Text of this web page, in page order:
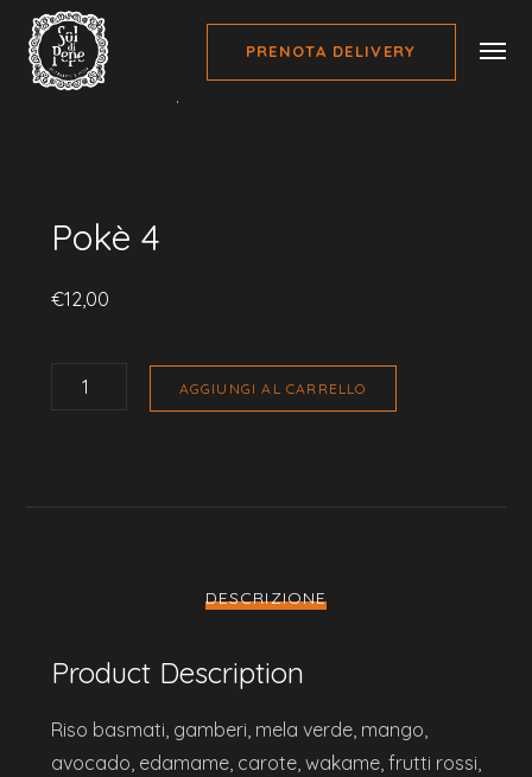
PRENOTA DELIVERY
Home
Pokè 4
€12,00
QUANTITÀ AGGIUNGI AL CARRELLO
DESCRIZIONE
Product Description
Riso basmati, gamberi, mela verde, mango,
avocado, edamame, carote, wakame, frutti rossi,